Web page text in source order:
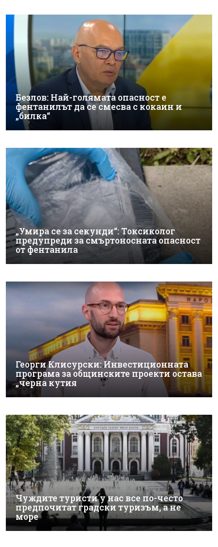
Безлов: Най-голямата опасност е
фентанилът да се смесва с кокаин и
„билка“
„Умира се за секунди“: Токсиколог
предупреди за смъртоносната опасност
от фентанила
Георги Клисурски: Инвестиционната
програма за общинските проекти остава
„черна кутия
Чуждите туристи у нас все по-често
предпочитат градски туризъм, а не
море